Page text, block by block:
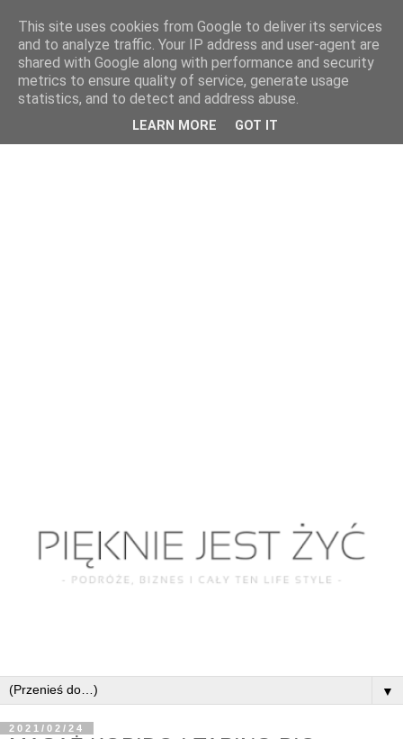
▼
2021/02/24
This site uses cookies from Google to deliver its services
and to analyze traffic. Your IP address and user-agent are
shared with Google along with performance and security
metrics to ensure quality of service, generate usage
statistics, and to detect and address abuse.
LEARN MORE GOT IT